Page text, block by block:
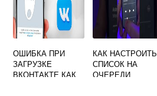
ОШИБКА ПРИ
ЗАГРУЗКЕ
ВКОНТАКТЕ КАК
КАК НАСТРОИТЬ
СПИСОК НА
ОЧЕРЕДИ